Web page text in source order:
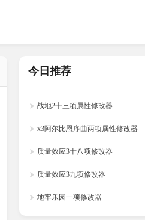
今日推荐
战地2十三项属性修改器
x3阿尔比恩序曲两项属性修改器
质量效应3十八项修改器
质量效应3九项修改器
地牢乐园一项修改器